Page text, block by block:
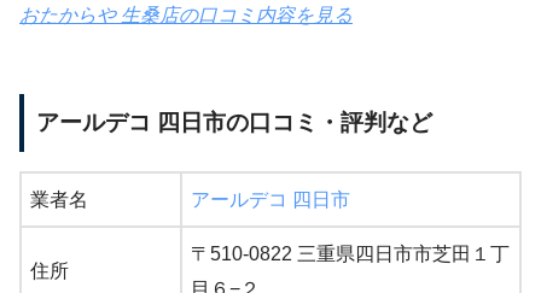
おたからや 生桑店の口コミ内容を見る
アールデコ 四日市の口コミ・評判など
業者名 アールデコ 四日市
住所
〒510-0822 三重県四日市市芝田１丁